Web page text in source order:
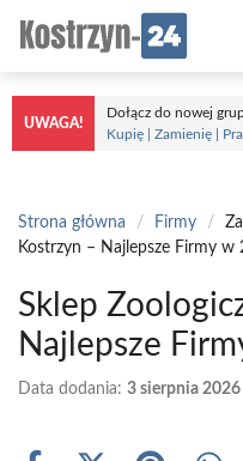
treści
UWAGA!
Dołącz do nowej
Kupię | Zamienię |
Strona główna / Firmy /
Kostrzyn – Najlepsze Firmy w
Sklep
Najlepsze
Data dodania: 3 sierpnia 2026